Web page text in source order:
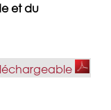
et du